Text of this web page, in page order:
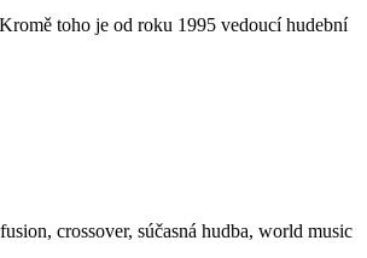
toho je od roku 1995 vedoucí hudební
crossover, súčasná hudba, world music